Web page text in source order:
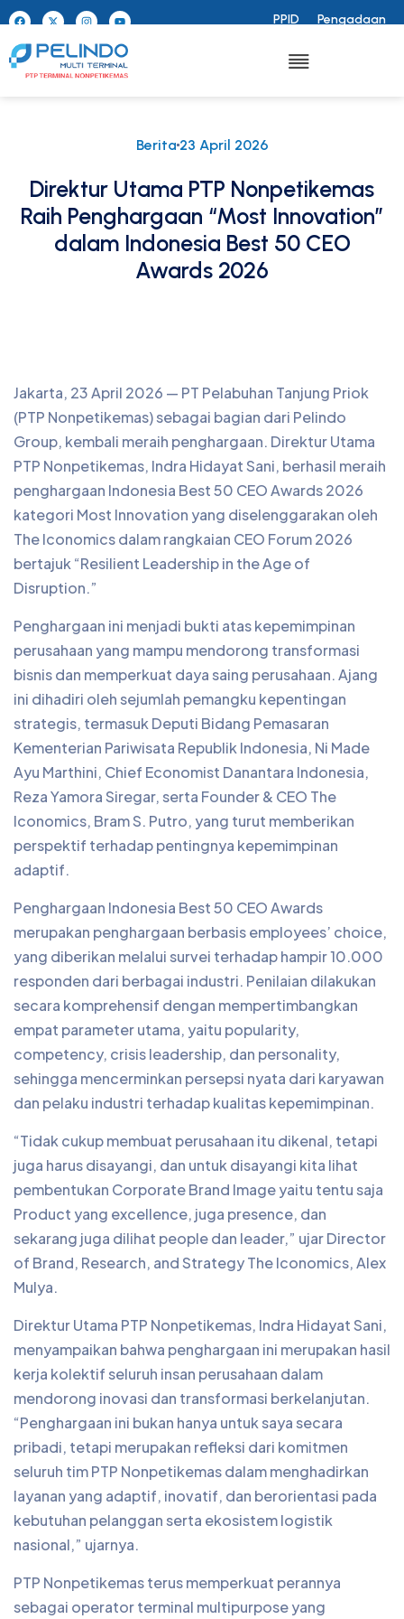
PPID Pengadaan
Berita23 April 2026
Direktur Utama PTP Nonpetikemas
Raih Penghargaan “Most Innovation”
dalam Indonesia Best 50 CEO
Awards 2026
Jakarta, 23 April 2026 — PT Pelabuhan Tanjung Priok
(PTP Nonpetikemas) sebagai bagian dari Pelindo
Group, kembali meraih penghargaan. Direktur Utama
PTP Nonpetikemas, Indra Hidayat Sani, berhasil meraih
penghargaan Indonesia Best 50 CEO Awards 2026
kategori Most Innovation yang diselenggarakan oleh
The Iconomics dalam rangkaian CEO Forum 2026
bertajuk “Resilient Leadership in the Age of
Disruption.”
Penghargaan ini menjadi bukti atas kepemimpinan
perusahaan yang mampu mendorong transformasi
bisnis dan memperkuat daya saing perusahaan. Ajang
ini dihadiri oleh sejumlah pemangku kepentingan
strategis, termasuk Deputi Bidang Pemasaran
Kementerian Pariwisata Republik Indonesia, Ni Made
Ayu Marthini, Chief Economist Danantara Indonesia,
Reza Yamora Siregar, serta Founder & CEO The
Iconomics, Bram S. Putro, yang turut memberikan
perspektif terhadap pentingnya kepemimpinan
adaptif.
Penghargaan Indonesia Best 50 CEO Awards
merupakan penghargaan berbasis employees’ choice,
yang diberikan melalui survei terhadap hampir 10.000
responden dari berbagai industri. Penilaian dilakukan
secara komprehensif dengan mempertimbangkan
empat parameter utama, yaitu popularity,
competency, crisis leadership, dan personality,
sehingga mencerminkan persepsi nyata dari karyawan
dan pelaku industri terhadap kualitas kepemimpinan.
“Tidak cukup membuat perusahaan itu dikenal, tetapi
juga harus disayangi, dan untuk disayangi kita lihat
pembentukan Corporate Brand Image yaitu tentu saja
Product yang excellence, juga presence, dan
sekarang juga dilihat people dan leader,” ujar Director
of Brand, Research, and Strategy The Iconomics, Alex
Mulya.
Direktur Utama PTP Nonpetikemas, Indra Hidayat Sani,
menyampaikan bahwa penghargaan ini merupakan hasil
kerja kolektif seluruh insan perusahaan dalam
mendorong inovasi dan transformasi berkelanjutan.
“Penghargaan ini bukan hanya untuk saya secara
pribadi, tetapi merupakan refleksi dari komitmen
seluruh tim PTP Nonpetikemas dalam menghadirkan
layanan yang adaptif, inovatif, dan berorientasi pada
kebutuhan pelanggan serta ekosistem logistik
nasional,” ujarnya.
PTP Nonpetikemas terus memperkuat perannya
sebagai operator terminal multipurpose yang